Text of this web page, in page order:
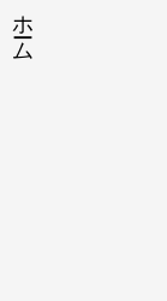
ホーム